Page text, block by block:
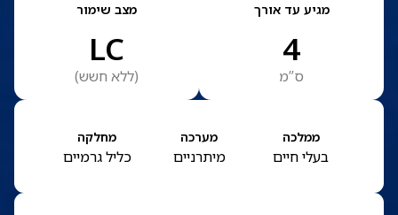
מגיע עד אורך
4
ס”מ
מצב שימור
LC
(ללא חשש)
ממלכה
בעלי חיים
מערכה
מיתרניים
מחלקה
כליל גרמיים